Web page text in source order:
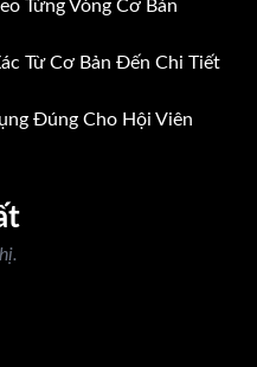
Từng Vòng Cơ Bản
Từ Cơ Bản Đến Chi Tiết
Đúng Cho Hội Viên